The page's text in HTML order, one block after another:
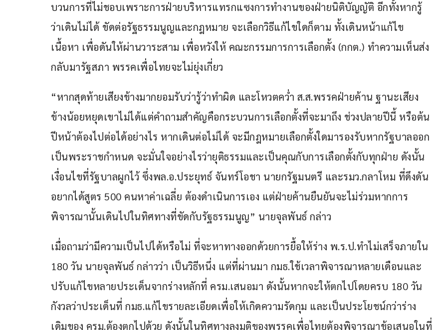
บวนการที่ไม่ชอบเพราะการฝ่ายบริหารแทรกแซงการทำงานของฝ่ายนิติบัญญัติ อีกทั้งหากรู้
ว่าเดินไม่ได้ ขัดต่อรัฐธรรมนูญและกฎหมาย จะเลือกวิธีแก้ไขใดก็ตาม ทั้งเดินหน้าแก้ไข
เนื้อหา เพื่อดันให้ผ่านวาระสาม เพื่อหวังให้ คณะกรรมการการเลือกตั้ง (กกต.) ทำความเห็นส่ง
กลับมารัฐสภา พรรคเพื่อไทยจะไม่ยุ่งเกี่ยว
“หากสุดท้ายเสียงข้างมากยอมรับว่ารู้ว่าทำผิด และโหวตคว่ำ ส.ส.พรรคฝ่ายค้าน ฐานะเสียง
ข้างน้อยหยุดเขาไม่ได้แต่คำถามสำคัญคือกระบวนการเลือกตั้งที่จะมาถึง ช่วงปลายปีนี้ หรือต้น
ปีหน้าต้องไปต่อได้อย่างไร หากเดินต่อไม่ได้ จะมีกฎหมายเลือกตั้งใดมารองรับหากรัฐบาลออก
เป็นพระราชกำหนด จะมั่นใจอย่างไรว่ายุติธรรมและเป็นคุณกับการเลือกตั้งกับทุกฝ่าย ดังนั้น
เงื่อนไขที่รัฐบาลผูกไว้ ซึ่งพล.อ.ประยุทธ์ จันทร์โอชา นายกรัฐมนตรี และรมว.กลาโหม ที่ดึงดัน
อยากได้สูตร 500 คนหาค่าเฉลี่ย ต้องดำเนินการเอง แต่ฝ่ายค้านยืนยันจะไม่ร่วมหากการ
พิจารณานั้นเดินไปในทิศทางที่ขัดกับรัฐธรรมนูญ” นายจุลพันธ์ กล่าว
เมื่อถามว่ามีความเป็นไปได้หรือไม่ ที่จะหาทางออกด้วยการยื้อให้ร่าง พ.ร.ป.ทำไม่เสร็จภายใน
180 วัน นายจุลพันธ์ กล่าวว่า เป็นวิธีหนึ่ง แต่ที่ผ่านมา กมธ.ใช้เวลาพิจารณาหลายเดือนและ
ปรับแก้ไขหลายประเด็นจากร่างหลักที่ ครม.เสนอมา ดังนั้นหากจะให้ตกไปโดยครบ 180 วัน
กังวลว่าประเด็นที่ กมธ.แก้ไขรายละเอียดเพื่อให้เกิดความรัดกุม และเป็นประโยชน์กว่าร่าง
เดิมของ ครม.ต้องตกไปด้วย ดังนั้นในทิศทางลงมติของพรรคเพื่อไทยต้องพิจารณาข้อเสนอในที่